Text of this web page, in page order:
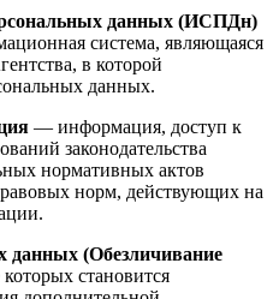
данных (ИСПДн)
система, являющаяся
в которой
данных.
— информация, доступ к
законодательства
нормативных актов
норм, действующих на
данных (Обезличивание
становится